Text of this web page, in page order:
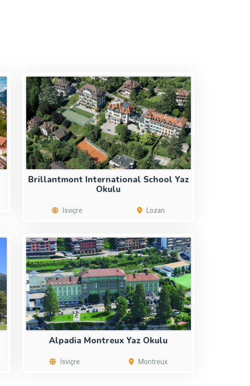
Brillantmont International School Yaz
Okulu
İsviçre Lozan
Alpadia Montreux Yaz Okulu
İsviçre Montreux